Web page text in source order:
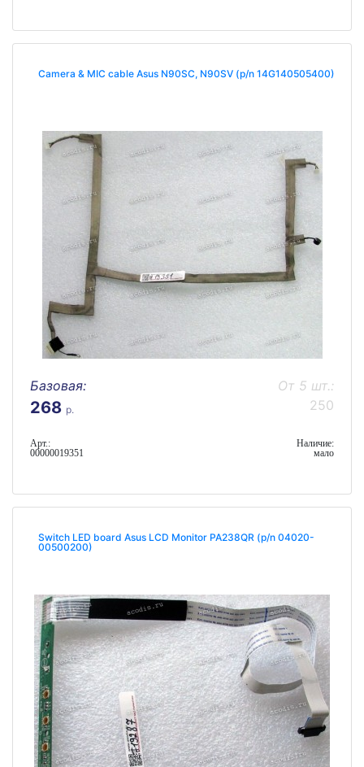
Camera & MIC cable Asus N90SC, N90SV (p/n 14G140505400)
Базовая:
268 р.
От 5 шт.:
250
Арт.:
00000019351
Наличие:
мало
Switch LED board Asus LCD Monitor PA238QR (p/n 04020-
00500200)